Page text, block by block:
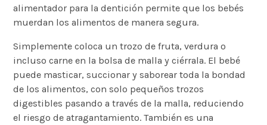
alimentador para la dentición permite que los bebés
muerdan los alimentos de manera segura.
Simplemente coloca un trozo de fruta, verdura o
incluso carne en la bolsa de malla y ciérrala. El bebé
puede masticar, succionar y saborear toda la bondad
de los alimentos, con solo pequeños trozos
digestibles pasando a través de la malla, reduciendo
el riesgo de atragantamiento. También es una